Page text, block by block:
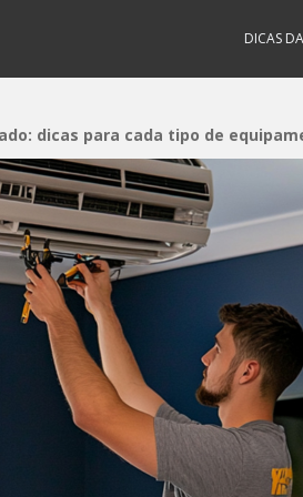
DICAS
dicas para cada tipo de